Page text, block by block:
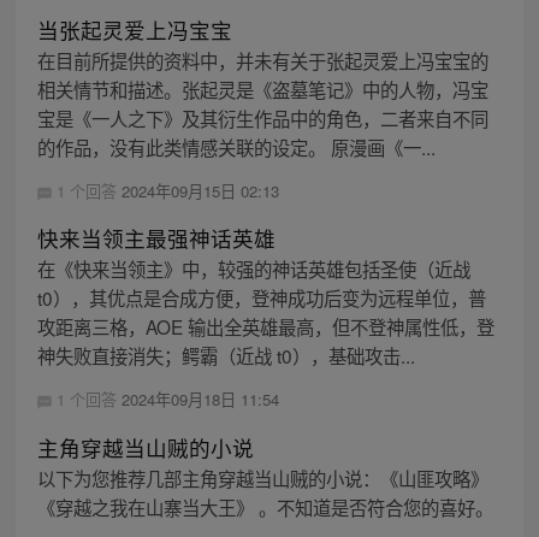
当张起灵爱上冯宝宝
在目前所提供的资料中，并未有关于张起灵爱上冯宝宝的
相关情节和描述。张起灵是《盗墓笔记》中的人物，冯宝
宝是《一人之下》及其衍生作品中的角色，二者来自不同
的作品，没有此类情感关联的设定。 原漫画《一...
1 个回答 2024年09月15日 02:13
快来当领主最强神话英雄
在《快来当领主》中，较强的神话英雄包括圣使（近战
t0），其优点是合成方便，登神成功后变为远程单位，普
攻距离三格，AOE 输出全英雄最高，但不登神属性低，登
神失败直接消失；鳄霸（近战 t0），基础攻击...
1 个回答 2024年09月18日 11:54
主角穿越当山贼的小说
以下为您推荐几部主角穿越当山贼的小说：《山匪攻略》
《穿越之我在山寨当大王》 。不知道是否符合您的喜好。